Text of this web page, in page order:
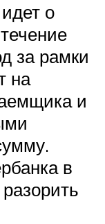
о
за рамки
на
и
в